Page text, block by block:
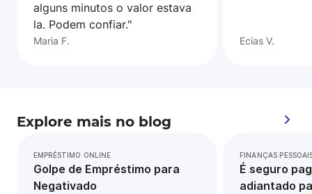
alguns minutos o valor estava
la. Podem confiar."
Maria F. Ecias V.
Explore mais no blog
EMPRÉSTIMO ONLINE
Golpe de Empréstimo para
Negativado
FINANÇAS
É seguro
adiantado